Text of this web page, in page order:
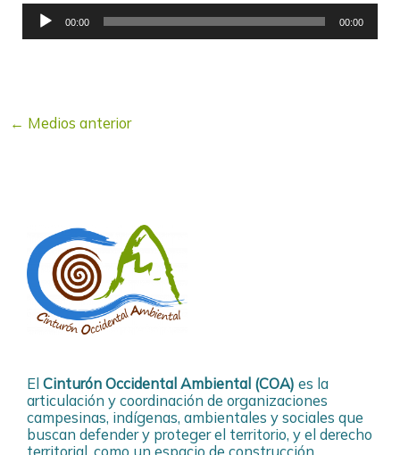
Reproductor
audio
00:00 00:00
← Medios anterior
El Cinturón Occidental Ambiental (COA) es la
articulación y coordinación de organizaciones
campesinas, indígenas, ambientales y sociales que
buscan defender y proteger el territorio, y el derecho